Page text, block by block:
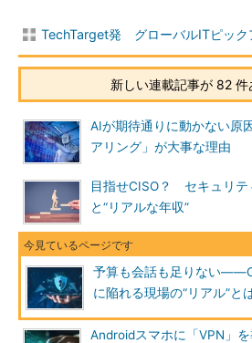
TechTarget発 グローバルITピック
新しい連載記事が 82 件
AIが期待通りに動かない
アリング」が大事な理由
目指せCISO？ セキュリテ
と“リアルな年収”
予算も会話も足りない
に陥れる現場の“リアル”と
Androidスマホに「VPN」